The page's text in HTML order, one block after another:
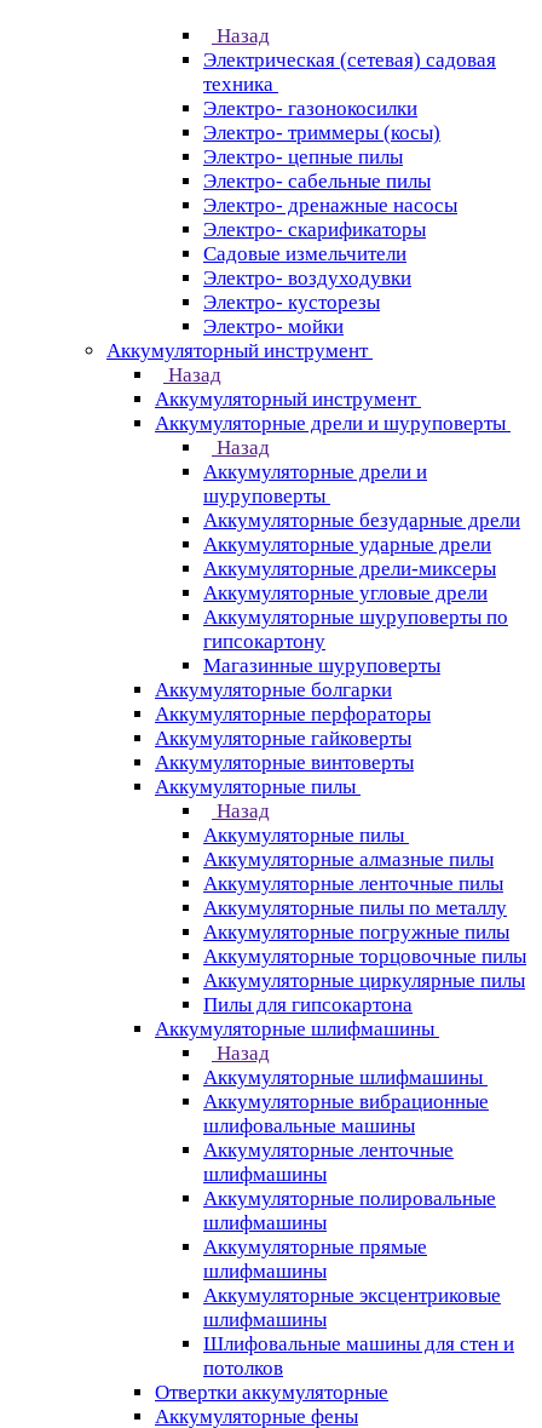
Назад
Электрическая (сетевая) садовая
техника
Электро- газонокосилки
Электро- триммеры (косы)
Электро- цепные пилы
Электро- сабельные пилы
Электро- дренажные насосы
Электро- скарификаторы
Садовые измельчители
Электро- воздуходувки
Электро- кусторезы
Электро- мойки
Аккумуляторный инструмент
Назад
Аккумуляторный инструмент
Аккумуляторные дрели и шуруповерты
Назад
Аккумуляторные дрели и
шуруповерты
Аккумуляторные безударные дрели
Аккумуляторные ударные дрели
Аккумуляторные дрели-миксеры
Аккумуляторные угловые дрели
Аккумуляторные шуруповерты по
гипсокартону
Магазинные шуруповерты
Аккумуляторные болгарки
Аккумуляторные перфораторы
Аккумуляторные гайковерты
Аккумуляторные винтоверты
Аккумуляторные пилы
Назад
Аккумуляторные пилы
Аккумуляторные алмазные пилы
Аккумуляторные ленточные пилы
Аккумуляторные пилы по металлу
Аккумуляторные погружные пилы
Аккумуляторные торцовочные пилы
Аккумуляторные циркулярные пилы
Пилы для гипсокартона
Аккумуляторные шлифмашины
Назад
Аккумуляторные шлифмашины
Аккумуляторные вибрационные
шлифовальные машины
Аккумуляторные ленточные
шлифмашины
Аккумуляторные полировальные
шлифмашины
Аккумуляторные прямые
шлифмашины
Аккумуляторные эксцентриковые
шлифмашины
Шлифовальные машины для стен и
потолков
Отвертки аккумуляторные
Аккумуляторные фены